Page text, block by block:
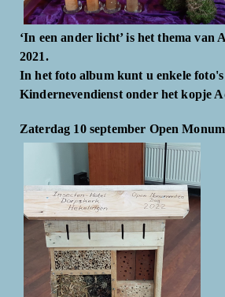
‘In een ander licht’ is het thema van
2021.
In het foto album kunt u enkele
Kindernevendienst onder het kopje
Zaterdag 10 september Open